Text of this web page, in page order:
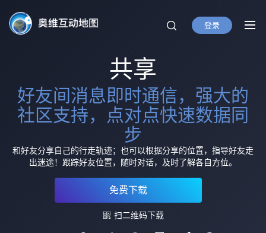
奥维互动地图
北京元生华网软件有限公司 400-
登录
共享
好友间消息即时通信，强大的
社区支持，点对点快速数据同
步
和好友分享自己的行走轨迹；也可以根据分享的位置，指导好友走
出迷途！跟踪好友位置，随时对话，及时了解各自方位。
免费下载
扫二维码下载